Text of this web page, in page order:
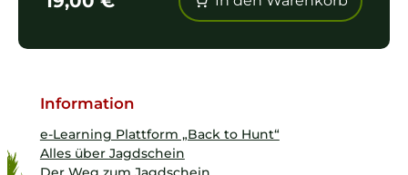
Information
e-Learning Plattform „Back to Hunt“
Alles über Jagdschein